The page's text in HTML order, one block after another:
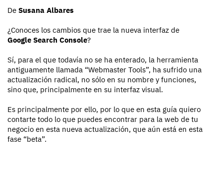
De Susana Albares
¿Conoces los cambios que trae la nueva interfaz de
Google Search Console?
Sí, para el que todavía no se ha enterado, la herramienta
antiguamente llamada “Webmaster Tools”, ha sufrido una
actualización radical, no sólo en su nombre y funciones,
sino que, principalmente en su interfaz visual.
Es principalmente por ello, por lo que en esta guía quiero
contarte todo lo que puedes encontrar para la web de tu
negocio en esta nueva actualización, que aún está en esta
fase “beta”.